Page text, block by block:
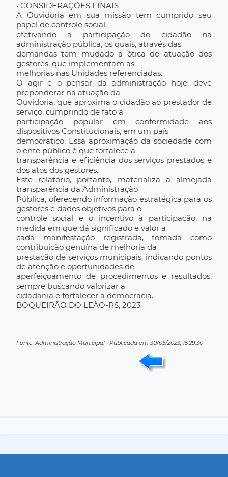
• CONSIDERAÇÕES FINAIS
A Ouvidoria em sua missão tem cumprido seu
papel de controle social,
efetivando a participação do cidadão na
administração pública, os quais, através das
demandas tem mudado a ótica de atuação dos
gestores, que implementam as
melhorias nas Unidades referenciadas.
O agir e o pensar da administração hoje, deve
preponderar na atuação da
Ouvidoria, que aproxima o cidadão ao prestador de
serviço, cumprindo de fato a
participação popular em conformidade aos
dispositivos Constitucionais, em um país
democrático. Essa aproximação da sociedade com
o ente público é que fortalece a
transparência e eficiência dos serviços prestados e
dos atos dos gestores.
Este relatório, portanto, materializa a almejada
transparência da Administração
Pública, oferecendo informação estratégica para os
gestores e dados objetivos para o
controle social e o incentivo à participação, na
medida em que dá significado e valor a
cada manifestação registrada, tomada como
contribuição genuína de melhoria da
prestação de serviços municipais, indicando pontos
de atenção e oportunidades de
aperfeiçoamento de procedimentos e resultados,
sempre buscando valorizar a
cidadania e fortalecer a democracia.
BOQUEIRÃO DO LEÃO-RS, 2023.
Fonte: Administração Municipal • Publicada em 30/05/2023, 15:29:30